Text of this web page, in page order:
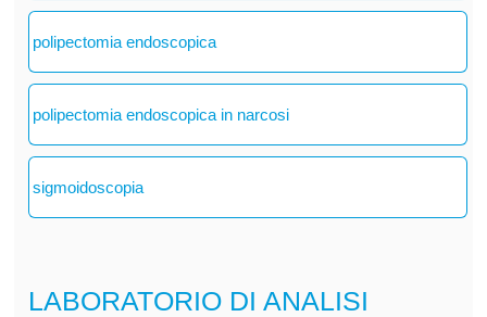
polipectomia endoscopica
polipectomia endoscopica in narcosi
sigmoidoscopia
LABORATORIO DI ANALISI